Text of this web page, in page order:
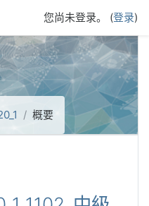
您尚未登录。 (登录)
概要